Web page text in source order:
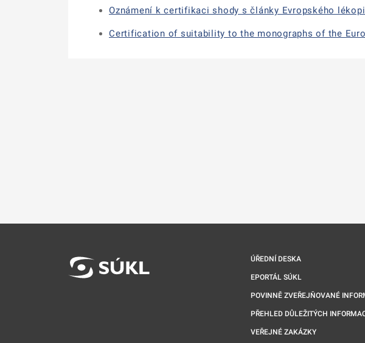
Oznámení k certifikaci shody s články Evropského
Certification of suitability to the monographs of the
ÚŘEDNÍ DESKA
EPORTÁL SÚKL
POVINNĚ ZVEŘEJŇOVANÉ
PŘEHLED DŮLEŽITÝCH
VEŘEJNÉ ZAKÁZKY